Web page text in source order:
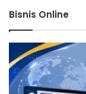
Bisnis Online